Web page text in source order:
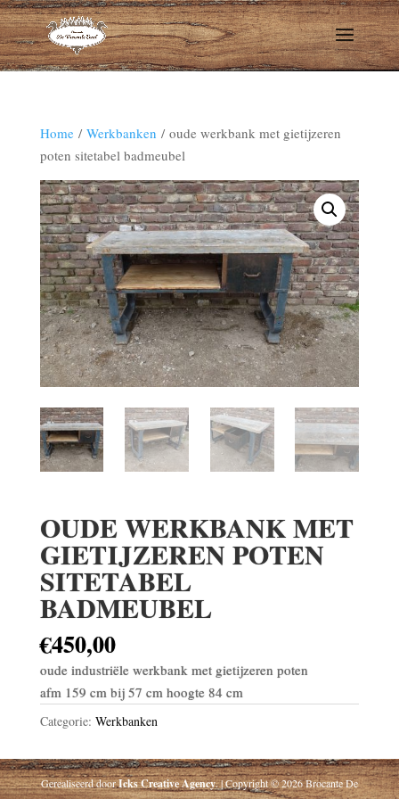
Home/ Werkbanken / oude werkbank met gietijzeren
poten sitetabel badmeubel
OUDE WERKBANK MET
GIETIJZEREN POTEN
SITETABEL
BADMEUBEL
€450,00
oude industriële werkbank met gietijzeren poten
afm 159 cm bij 57 cm hoogte 84 cm
Categorie: Werkbanken
Gerealiseerd doorIcks Creative Agency. | Copyright © 2026 Brocante De